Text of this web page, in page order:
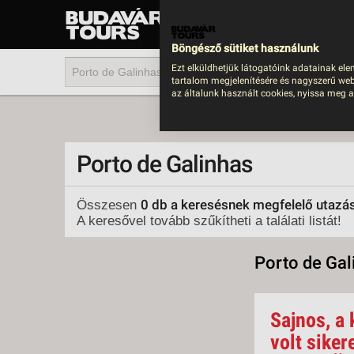
UTAZÁS
Porto de Galinhas
Összesen 0 db a keresésnek megfelelő
A keresővel tovább szűkítheti a találati listát!
Porto de
Sajnos, a
volt
Böngésző sütiket használunk
Ezt elküldhetjük látogatóink adatainak
tartalom megjelenítésére és nagyszerű
az általunk használt cookies, nyissa meg